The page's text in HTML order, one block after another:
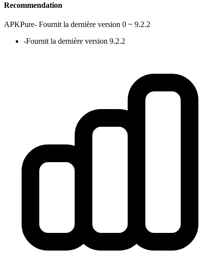
Recommendation
APKPure- Fournit la dernière version 0 ~ 9.2.2
-Fournit la dernière version 9.2.2